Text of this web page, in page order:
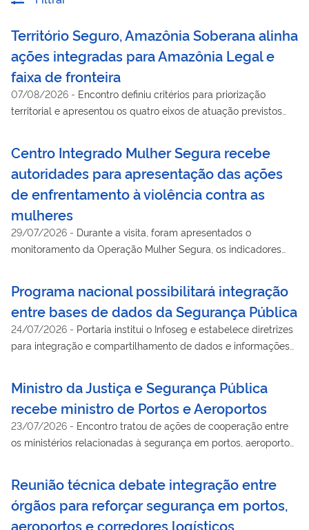
Território Seguro, Amazônia Soberana alinha
ações integradas para Amazônia Legal e
faixa de fronteira
07/08/2026 - Encontro definiu critérios para priorização
territorial e apresentou os quatro eixos de atuação previstos
Centro Integrado Mulher Segura recebe
autoridades para apresentação das ações
de enfrentamento à violência contra as
mulheres
29/07/2026 - Durante a visita, foram apresentados o
monitoramento da Operação Mulher Segura, os indicadores
Programa nacional possibilitará integração
entre bases de dados da Segurança Pública
24/07/2026 - Portaria institui o Infoseg e estabelece diretrizes
para integração e compartilhamento de dados e informações
Ministro da Justiça e Segurança Pública
recebe ministro de Portos e Aeroportos
23/07/2026 - Encontro tratou de ações de cooperação entre
os ministérios relacionadas à segurança em portos, aeroportos
Reunião técnica debate integração entre
órgãos para reforçar segurança em portos,
aeroportos e corredores logísticos